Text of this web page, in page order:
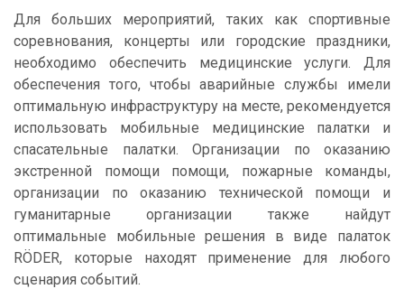
Для больших мероприятий, таких как спортивные
соревнования, концерты или городские праздники,
необходимо обеспечить медицинские услуги. Для
обеспечения того, чтобы аварийные службы имели
оптимальную инфраструктуру на месте, рекомендуется
использовать мобильные медицинские палатки и
спасательные палатки. Организации по оказанию
экстренной помощи помощи, пожарные команды,
организации по оказанию технической помощи и
гуманитарные организации также найдут
оптимальные мобильные решения в виде палаток
RÖDER, которые находят применение для любого
сценария событий.